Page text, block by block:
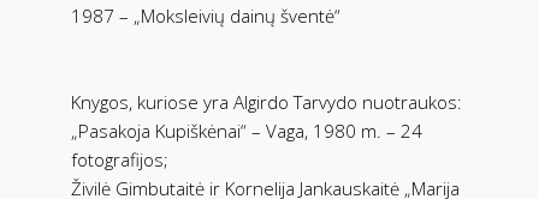
1987 – „Moksleivių dainų šventė“
Knygos, kuriose yra Algirdo Tarvydo nuotraukos:
„Pasakoja Kupiškėnai“ – Vaga, 1980 m. – 24
fotografijos;
Živilė Gimbutaitė ir Kornelija Jankauskaitė „Marija